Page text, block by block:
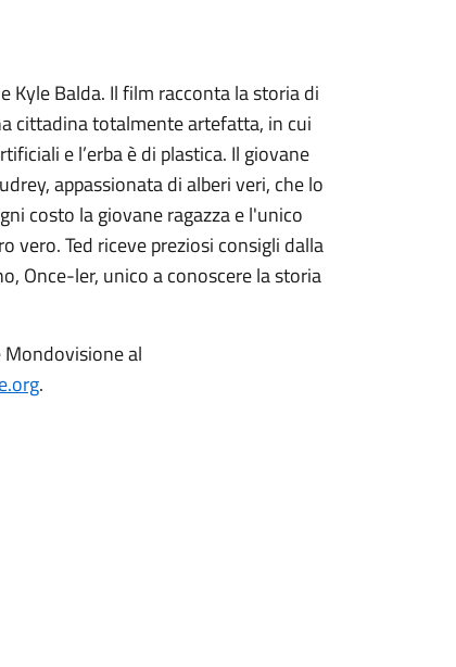
Kyle Balda. Il film racconta la storia di
cittadina totalmente artefatta, in cui
e l’erba è di plastica. Il giovane
appassionata di alberi veri, che lo
costo la giovane ragazza e l'unico
vero. Ted riceve preziosi consigli dalla
Once-ler, unico a conoscere la storia
al
.